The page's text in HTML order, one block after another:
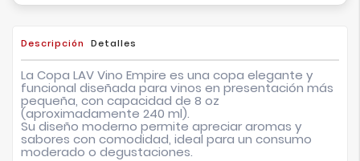
Descripción Detalles
La Copa LAV Vino Empire es una copa elegante y
funcional diseñada para vinos en presentación más
pequeña, con capacidad de 8 oz
(aproximadamente 240 ml).
Su diseño moderno permite apreciar aromas y
sabores con comodidad, ideal para un consumo
moderado o degustaciones.